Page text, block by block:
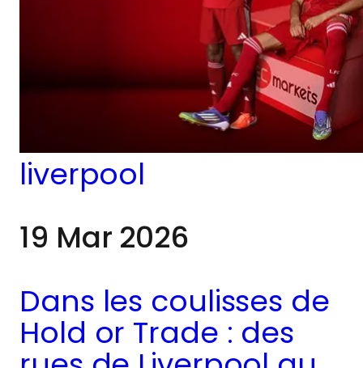
coulisses de la
préparation d’un des
clubs de football les
plus élites au monde.
liverpool
19 Mar 2026
Dans les coulisses de
Hold or Trade : des